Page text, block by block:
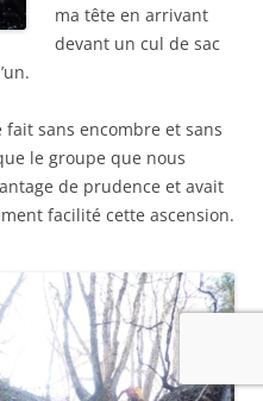
ma tête en arrivant
devant un cul de sac
sans encombre et sans
le groupe que nous
de prudence et avait
facilité cette ascension.